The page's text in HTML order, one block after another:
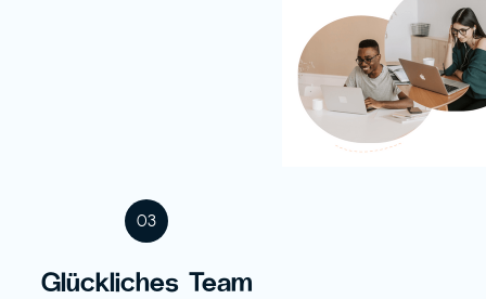
03
Glückliches Team